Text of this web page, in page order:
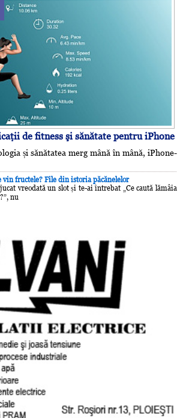
de fitness şi sănătate pentru iPhone
și sănătatea merg mână în mână, iPhone-
vin fructele? File din istoria păcănelelor
vreodată un slot și te-ai întrebat „Ce caută lămâia
nu